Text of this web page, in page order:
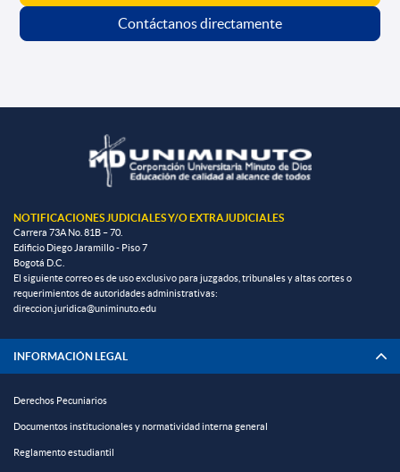
Contáctanos directamente
NOTIFICACIONES JUDICIALES Y/O EXTRAJUDICIALES
Carrera 73A No. 81B – 70.
Edificio Diego Jaramillo - Piso 7
Bogotá D.C.
El siguiente correo es de uso exclusivo para juzgados, tribunales y altas cortes o
requerimientos de autoridades administrativas:
direccion.juridica@uniminuto.edu
INFORMACIÓN LEGAL
Derechos Pecuniarios
Documentos institucionales y normatividad interna general
Reglamento estudiantil